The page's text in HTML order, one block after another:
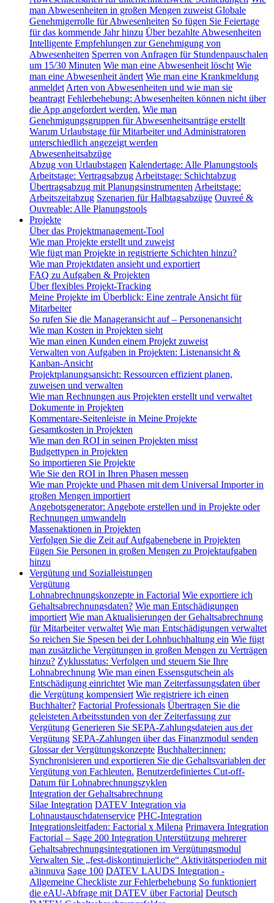
man Abwesenheiten in großen Mengen zuweist Globale
Genehmigerrolle für Abwesenheiten So fügen Sie Feiertage
für das kommende Jahr hinzu Über bezahlte Abwesenheiten
Intelligente Empfehlungen zur Genehmigung von
Abwesenheiten Sperren von Anfragen für Stundenpauschalen
um 15/30 Minuten Wie man eine Abwesenheit löscht Wie
man eine Abwesenheit ändert Wie man eine Krankmeldung
anmeldet Arten von Abwesenheiten und wie man sie
beantragt Fehlerbehebung: Abwesenheiten können nicht über
die App angefordert werden. Wie man
Genehmigungsgruppen für Abwesenheitsanträge erstellt
Warum Urlaubstage für Mitarbeiter und Administratoren
unterschiedlich angezeigt werden
Abwesenheitsabzüge
Abzug von Urlaubstagen Kalendertage: Alle Planungstools
Arbeitstage: Vertragsabzug Arbeitstage: Schichtabzug
Übertragsabzug mit Planungsinstrumenten Arbeitstage:
Arbeitszeitabzug Szenarien für Halbtagsabzüge Ouvreé &
Ouvreable: Alle Planungstools
Projekte
Über das Projektmanagement-Tool
Wie man Projekte erstellt und zuweist
Wie fügt man Projekte in registrierte Schichten hinzu?
Wie man Projektdaten ansieht und exportiert
FAQ zu Aufgaben & Projekten
Über flexibles Projekt-Tracking
Meine Projekte im Überblick: Eine zentrale Ansicht für
Mitarbeiter
So rufen Sie die Manageransicht auf – Personenansicht
Wie man Kosten in Projekten sieht
Wie man einen Kunden einem Projekt zuweist
Verwalten von Aufgaben in Projekten: Listenansicht &
Kanban-Ansicht
Projektplanungsansicht: Ressourcen effizient planen,
zuweisen und verwalten
Wie man Rechnungen aus Projekten erstellt und verwaltet
Dokumente in Projekten
Kommentare-Seitenleiste in Meine Projekte
Gesamtkosten in Projekten
Wie man den ROI in seinen Projekten misst
Budgettypen in Projekten
So importieren Sie Projekte
Wie Sie den ROI in Ihren Phasen messen
Wie man Projekte und Phasen mit dem Universal Importer in
großen Mengen importiert
Angebotsgenerator: Angebote erstellen und in Projekte oder
Rechnungen umwandeln
Massenaktionen in Projekten
Verfolgen Sie die Zeit auf Aufgabenebene in Projekten
Fügen Sie Personen in großen Mengen zu Projektaufgaben
hinzu
Vergütung und Sozialleistungen
Vergütung
Lohnabrechnungskonzepte in Factorial Wie exportiere ich
Gehaltsabrechnungsdaten? Wie man Entschädigungen
importiert Wie man Aktualisierungen der Gehaltsabrechnung
für Mitarbeiter verwaltet Wie man Entschädigungen verwaltet
So reichen Sie Spesen bei der Lohnbuchhaltung ein Wie fügt
man zusätzliche Vergütungen in großen Mengen zu Verträgen
hinzu? Zyklusstatus: Verfolgen und steuern Sie Ihre
Lohnabrechnung Wie man einen Essensgutschein als
Entschädigung einrichtet Wie man Zeiterfassungsdaten über
die Vergütung kompensiert Wie registriere ich einen
Buchhalter? Factorial Professionals Übertragen Sie die
geleisteten Arbeitsstunden von der Zeiterfassung zur
Vergütung Generieren Sie SEPA-Zahlungsdateien aus der
Vergütung SEPA-Zahlungen über das Finanzmodul senden
Glossar der Vergütungskonzepte Buchhalter:innen:
Synchronisieren und exportieren Sie die Gehaltsvariablen der
Vergütung von Fachleuten. Benutzerdefiniertes Cut-off-
Datum für Lohnabrechnungszyklen
Integration der Gehaltsabrechnung
Silae Integration DATEV Integration via
Lohnaustauschdatenservice PHC-Integration
Integrationsleitfaden: Factorial x Milena Primavera Integration
Factorial – Sage 200 Integration Unterstützung mehrerer
Gehaltsabrechnungsintegrationen im Vergütungsmodul
Verwalten Sie „fest-diskontinuierliche“ Aktivitätsperioden mit
a3innuva Sage 100 DATEV LAUDS Integration -
Allgemeine Checkliste zur Fehlerbehebung So funktioniert
die eAU-Abfrage mit DATEV über Factorial Deutsch